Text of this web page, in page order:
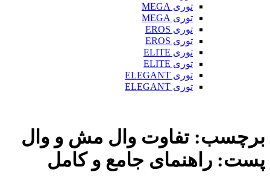
توری MEGA
توری MEGA
توری EROS
توری EROS
توری ELITE
توری ELITE
توری ELEGANT
توری ELEGANT
برچسب:تفاوت وال مش و وال
پست: راهنمای جامع و کامل